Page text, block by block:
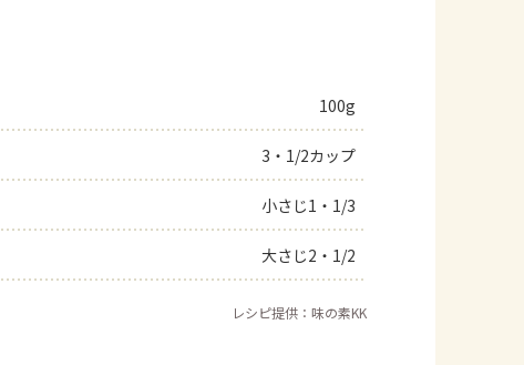
100g
3・1/2カップ
小さじ1・1/3
大さじ2・1/2
レシピ提供：味の素KK